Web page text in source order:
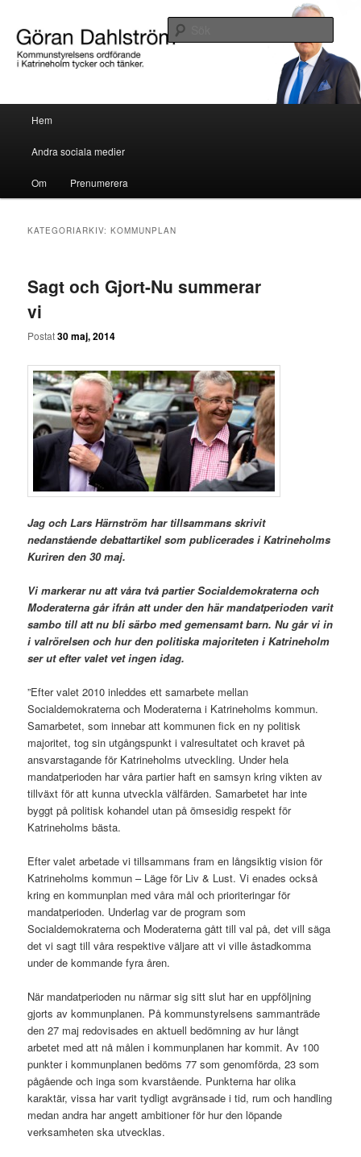
Göran Dahlström
Göran Dahlström, kommunstyrelsens ordförande i Katrineholm tycker och
Hoppa till huvudinnehåll
Hoppa till sekundärt innehåll
Hem
Andra sociala medier
Om Prenumerera
KATEGORIARKIV:KOMMUNPLAN
Sagt och Gjort-Nu summerar
vi
Postat30 maj, 2014
Jag och Lars Härnström har tillsammans skrivit
nedanstående debattartikel som publicerades i Katrineholms
Kuriren den 30 maj.
Vi markerar nu att våra två partier Socialdemokraterna och
Moderaterna går ifrån att under den här mandatperioden varit
sambo till att nu bli särbo med gemensamt barn. Nu går vi in
i valrörelsen och hur den politiska majoriteten i Katrineholm
ser ut efter valet vet ingen idag.
”Efter valet 2010 inleddes ett samarbete mellan
Socialdemokraterna och Moderaterna i Katrineholms kommun.
Samarbetet, som innebar att kommunen fick en ny politisk
majoritet, tog sin utgångspunkt i valresultatet och kravet på
ansvarstagande för Katrineholms utveckling. Under hela
mandatperioden har våra partier haft en samsyn kring vikten av
tillväxt för att kunna utveckla välfärden. Samarbetet har inte
byggt på politisk kohandel utan på ömsesidig respekt för
Katrineholms bästa.
Efter valet arbetade vi tillsammans fram en långsiktig vision för
Katrineholms kommun – Läge för Liv & Lust. Vi enades också
kring en kommunplan med våra mål och prioriteringar för
mandatperioden. Underlag var de program som
Socialdemokraterna och Moderaterna gått till val på, det vill säga
det vi sagt till våra respektive väljare att vi ville åstadkomma
under de kommande fyra åren.
När mandatperioden nu närmar sig sitt slut har en uppföljning
gjorts av kommunplanen. På kommunstyrelsens sammanträde
den 27 maj redovisades en aktuell bedömning av hur långt
arbetet med att nå målen i kommunplanen har kommit. Av 100
punkter i kommunplanen bedöms 77 som genomförda, 23 som
pågående och inga som kvarstående. Punkterna har olika
karaktär, vissa har varit tydligt avgränsade i tid, rum och handling
medan andra har angett ambitioner för hur den löpande
verksamheten ska utvecklas.